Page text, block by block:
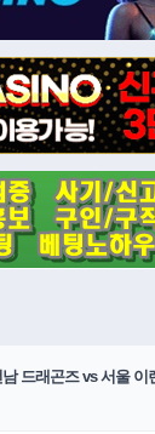
남 드래곤즈 vs 서울